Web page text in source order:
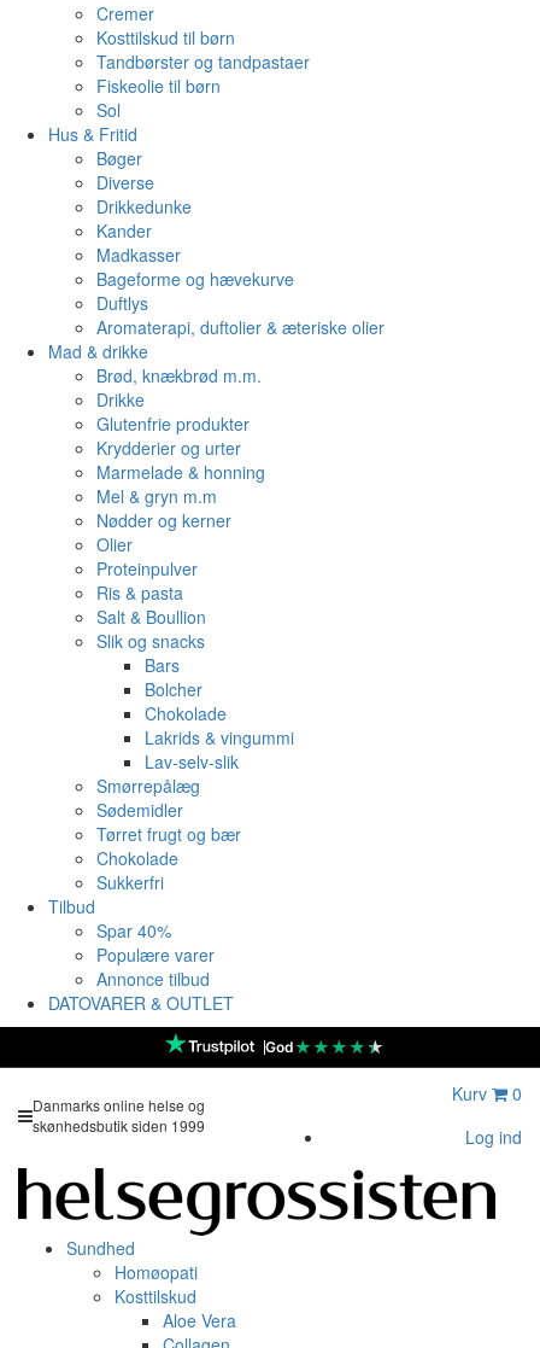
Cremer
Kosttilskud til børn
Tandbørster og tandpastaer
Fiskeolie til børn
Sol
Hus & Fritid
Bøger
Diverse
Drikkedunke
Kander
Madkasser
Bageforme og hævekurve
Duftlys
Aromaterapi, duftolier & æteriske olier
Mad & drikke
Brød, knækbrød m.m.
Drikke
Glutenfrie produkter
Krydderier og urter
Marmelade & honning
Mel & gryn m.m
Nødder og kerner
Olier
Proteinpulver
Ris & pasta
Salt & Boullion
Slik og snacks
Bars
Bolcher
Chokolade
Lakrids & vingummi
Lav-selv-slik
Smørrepålæg
Sødemidler
Tørret frugt og bær
Chokolade
Sukkerfri
Tilbud
Spar 40%
Populære varer
Annonce tilbud
DATOVARER & OUTLET
God★★★★★
Danmarks online helse og
skønhedsbutik siden 1999
Kurv
0
Log ind
Sundhed
Homøopati
Kosttilskud
Aloe Vera